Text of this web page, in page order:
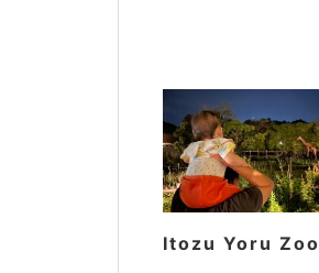
Itozu Yoru Zoo